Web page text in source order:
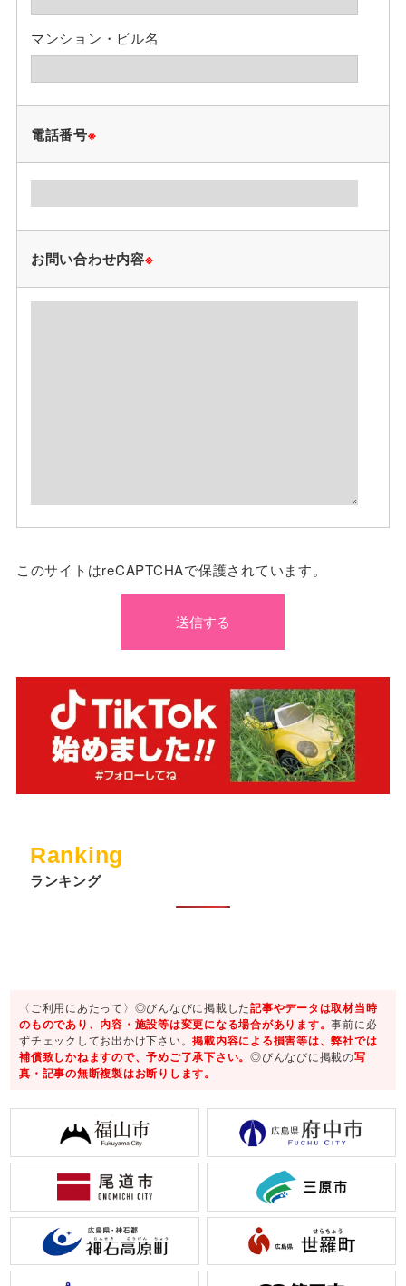
マンション・ビル名
電話番号※
お問い合わせ内容※
このサイトはreCAPTCHAで保護されています。
Ranking
ランキング
〈ご利用にあたって〉◎びんなびに掲載した記事やデータは取材当時
のものであり、内容・施設等は変更になる場合があります。事前に必
ずチェックしてお出かけ下さい。掲載内容による損害等は、弊社では
補償致しかねますので、予めご了承下さい。◎びんなびに掲載の写
真・記事の無断複製はお断りします。